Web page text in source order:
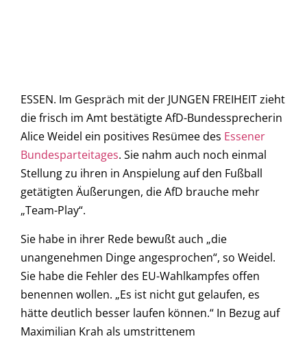
ESSEN. Im Gespräch mit der JUNGEN FREIHEIT zieht
die frisch im Amt bestätigte AfD-Bundessprecherin
Alice Weidel ein positives Resümee des Essener
Bundesparteitages. Sie nahm auch noch einmal
Stellung zu ihren in Anspielung auf den Fußball
getätigten Äußerungen, die AfD brauche mehr
„Team-Play“.
Sie habe in ihrer Rede bewußt auch „die
unangenehmen Dinge angesprochen“, so Weidel.
Sie habe die Fehler des EU-Wahlkampfes offen
benennen wollen. „Es ist nicht gut gelaufen, es
hätte deutlich besser laufen können.“ In Bezug auf
Maximilian Krah als umstrittenem